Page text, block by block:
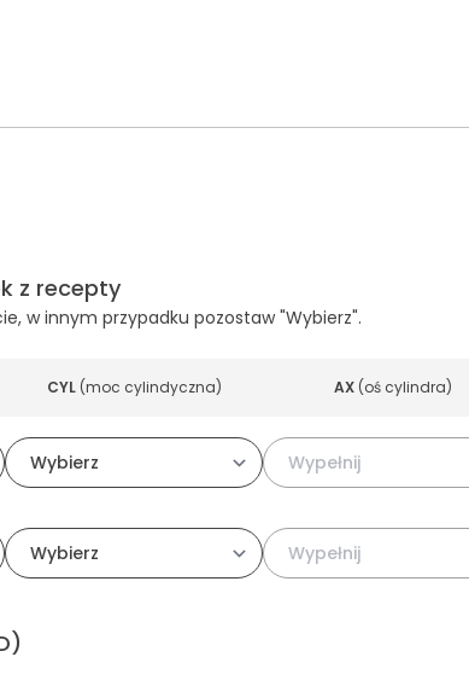
z recepty
w innym przypadku pozostaw "Wybierz".
CYL(moc cylindyczna) AX(oś cylindra)